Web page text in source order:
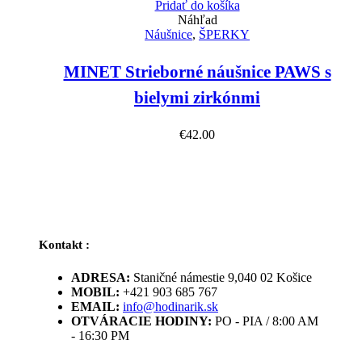
Pridať do košíka
Náhľad
Náušnice, ŠPERKY
MINET Strieborné náušnice PAWS s
bielymi zirkónmi
€42.00
Kontakt :
ADRESA: Staničné námestie 9,040 02 Košice
MOBIL: +421 903 685 767
EMAIL: info@hodinarik.sk
OTVÁRACIE HODINY: PO - PIA / 8:00 AM
- 16:30 PM